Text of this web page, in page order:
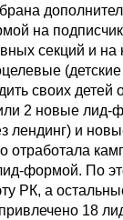
на
секций и на
своих детей
2 новые лид-
лендинг) и
отработала
формой. По
РК, а
18